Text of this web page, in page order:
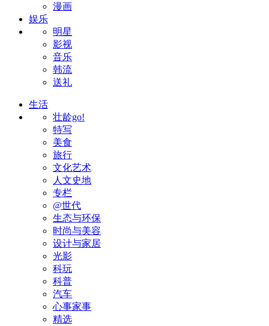
漫画
娱乐
明星
影视
音乐
韩流
送礼
生活
壮龄go!
特写
美食
旅行
文化艺术
人文史地
专栏
@世代
生态与环保
时尚与美容
设计与家居
光影
科玩
科普
汽车
心事家事
精选